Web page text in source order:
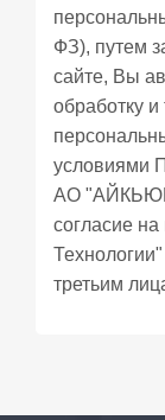
ФЗ), путем
сайте, Вы
обработку
условиями
АО "АЙКЬЮБ
согласие
третьим